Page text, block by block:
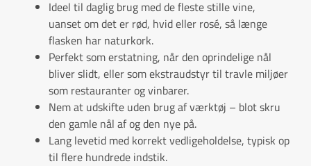
Ideel til daglig brug med de fleste stille vine,
uanset om det er rød, hvid eller rosé, så længe
flasken har naturkork.
Perfekt som erstatning, når den oprindelige nål
bliver slidt, eller som ekstraudstyr til travle miljøer
som restauranter og vinbarer.
Nem at udskifte uden brug af værktøj – blot skru
den gamle nål af og den nye på.
Lang levetid med korrekt vedligeholdelse, typisk op
til flere hundrede indstik.